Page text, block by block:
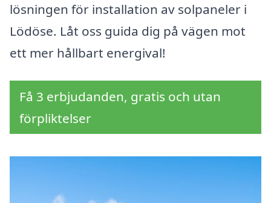
lösningen för installation av solpaneler i
Lödöse. Låt oss guida dig på vägen mot
ett mer hållbart energival!
Få 3 erbjudanden, gratis och utan
förpliktelser